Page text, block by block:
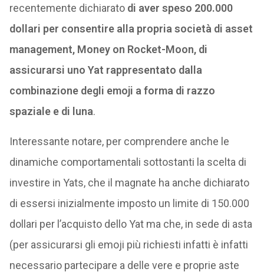
recentemente dichiarato di aver speso 200.000
dollari per consentire alla propria società di asset
management, Money on Rocket-Moon, di
assicurarsi uno Yat rappresentato dalla
combinazione degli emoji a forma di razzo
spaziale e di luna.
Interessante notare, per comprendere anche le
dinamiche comportamentali sottostanti la scelta di
investire in Yats, che il magnate ha anche dichiarato
di essersi inizialmente imposto un limite di 150.000
dollari per l’acquisto dello Yat ma che, in sede di asta
(per assicurarsi gli emoji più richiesti infatti è infatti
necessario partecipare a delle vere e proprie aste